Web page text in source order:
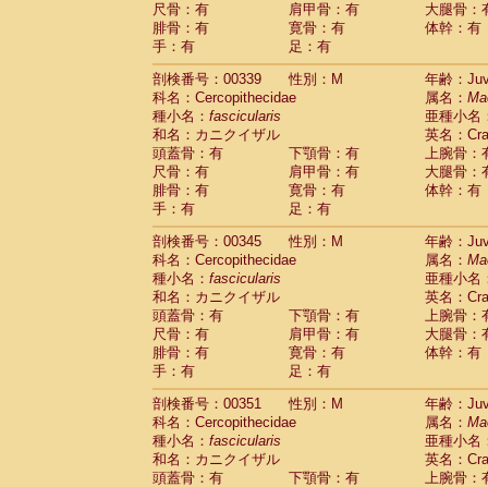
尺骨：有
肩甲骨：有
大腿骨：
腓骨：有
寛骨：有
体幹：有
手：有
足：有
剖検番号：00339
性別：M
年齢：
科名：Cercopithecidae
属名：
種小名： fascicularis
亜種小名
和名：カニクイザル
英名：
頭蓋骨：有
下顎骨：有
上腕骨：
尺骨：有
肩甲骨：有
大腿骨：
腓骨：有
寛骨：有
体幹：有
手：有
足：有
剖検番号：00345
性別：M
年齢：
科名：Cercopithecidae
属名：
種小名： fascicularis
亜種小名
和名：カニクイザル
英名：
頭蓋骨：有
下顎骨：有
上腕骨：
尺骨：有
肩甲骨：有
大腿骨：
腓骨：有
寛骨：有
体幹：有
手：有
足：有
剖検番号：00351
性別：M
年齢：
科名：Cercopithecidae
属名：
種小名： fascicularis
亜種小名
和名：カニクイザル
英名：
頭蓋骨：有
下顎骨：有
上腕骨：